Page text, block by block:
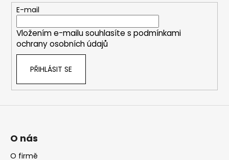
E-mail
Vložením e-mailu souhlasíte s podmínkami
ochrany osobních údajů
PŘIHLÁSIT SE
O nás
O firmě